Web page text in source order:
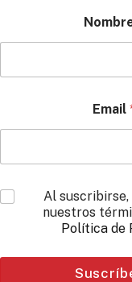
Email
*
Al
nuestros
Política de